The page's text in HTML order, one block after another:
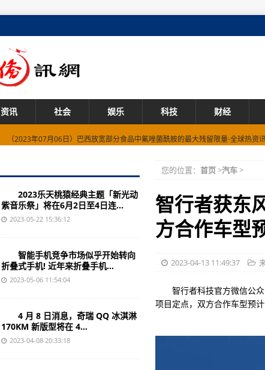
资讯 社会 娱乐 科技 财经
（2023年07月06日）巴西放宽部分食品中氟唑菌酰胺的最大残留限量-全球热资
（2023年07月06日）乌克兰发布果汁及其类似产品标准-环球观天下!
诺基亚6200（功能/详细参数）
广东爱施德（002416）上市公司涉及概念有哪些 流通股为12.24亿
（2023年07月06日）欧盟修订食品添加剂使用规定-当前速递!
广东*ST深南（002417）上市公司涉及概念有哪些 流通股为2.36亿
（2023年07月06日）亿滋国际召回两款焙朗夹心饼干-世界关注:
浙江康盛股份（002418）上市公司平均成本是多少 流通股为11.36亿
（2023年07月06日）2023年6月美国FDA自动扣留我国食品情况（6月汇总）-天
您的位置： 首页>汽车>
智行者获东
方合作车型
2023-04-13 11:49:37
智行者科技官方微信公众
项目定点，双方合作车型预
2023乐天桃猿经典主题「新光动
紫音乐祭」将在6月2日至4日连...
2023-05-22 15:36:12
智能手机竞争市场似乎开始转向
折叠式手机! 近年来折叠手机...
2023-05-06 11:54:04
4 月 8 日消息，奇瑞 QQ 冰淇淋
170KM 新版型将在 4...
2023-04-08 20:33:18